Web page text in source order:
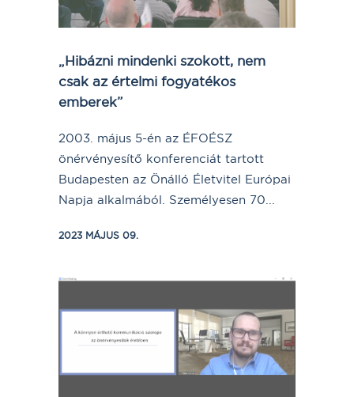
„Hibázni mindenki szokott, nem
csak az értelmi fogyatékos
emberek”
2003. május 5-én az ÉFOÉSZ
önérvényesítő konferenciát tartott
Budapesten az Önálló Életvitel Európai
Napja alkalmából. Személyesen 70...
2023 MÁJUS 09.